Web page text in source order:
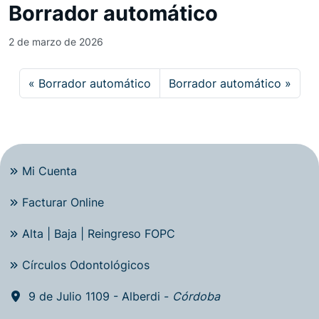
Borrador automático
2 de marzo de 2026
Borrador automático Borrador automático
Mi Cuenta
Facturar Online
Alta | Baja | Reingreso FOPC
Círculos Odontológicos
9 de Julio 1109 - Alberdi - Córdoba